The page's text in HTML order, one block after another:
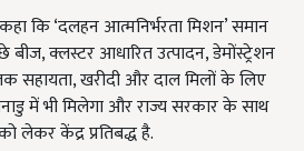
कि ‘दलहन आत्मनिर्भरता मिशन’ समान
क्लस्टर आधारित उत्पादन, डेमोंस्ट्रेशन
तक सहायता, खरीदी और दाल मिलों के लिए
में भी मिलेगा और राज्य सरकार के साथ
लेकर केंद्र प्रतिबद्ध है.